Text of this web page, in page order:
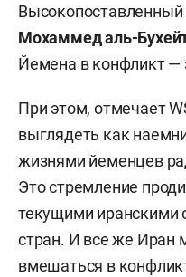
Высокопоставленный
Мохаммед аль-
Йемена в конфликт —
При этом, отмечает
выглядеть как
жизнями йеменцев
Это стремление
текущими иранскими
стран. И все же Иран
вмешаться в